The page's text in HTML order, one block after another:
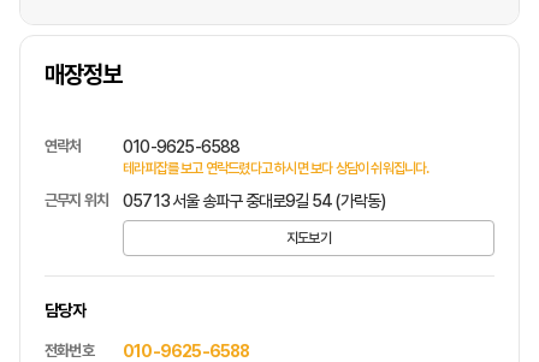
매장정보
상호명
연락처 010-9625-6588
테라피잡를 보고 연락드렸다고 하시면 보다 상담이 쉬워집니다.
근무지 위치 05713 서울 송파구 중대로9길 54 (가락동)
지도보기
담당자
전화번호 010-9625-6588